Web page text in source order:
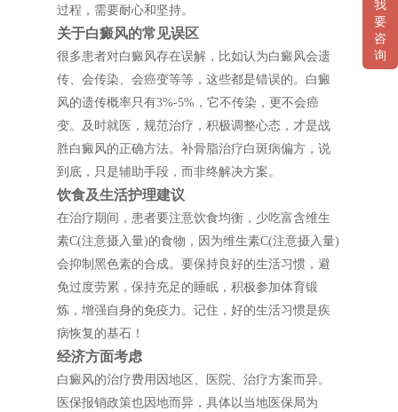
过程，需要耐心和坚持。
关于白癜风的常见误区
很多患者对白癜风存在误解，比如认为白癜风会遗
传、会传染、会癌变等等，这些都是错误的。白癜
风的遗传概率只有3%-5%，它不传染，更不会癌
变。及时就医，规范治疗，积极调整心态，才是战
胜白癜风的正确方法。补骨脂治疗白斑病偏方，说
到底，只是辅助手段，而非终解决方案。
饮食及生活护理建议
在治疗期间，患者要注意饮食均衡，少吃富含维生
素C(注意摄入量)的食物，因为维生素C(注意摄入量)
会抑制黑色素的合成。要保持良好的生活习惯，避
免过度劳累，保持充足的睡眠，积极参加体育锻
炼，增强自身的免疫力。记住，好的生活习惯是疾
病恢复的基石！
经济方面考虑
白癜风的治疗费用因地区、医院、治疗方案而异。
医保报销政策也因地而异，具体以当地医保局为
我
要
咨
询